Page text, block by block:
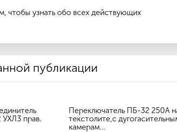
узнать обо всех действующих
публикации
прав.
Переключатель ПБ-32 250А
текстолите,с
камерам...